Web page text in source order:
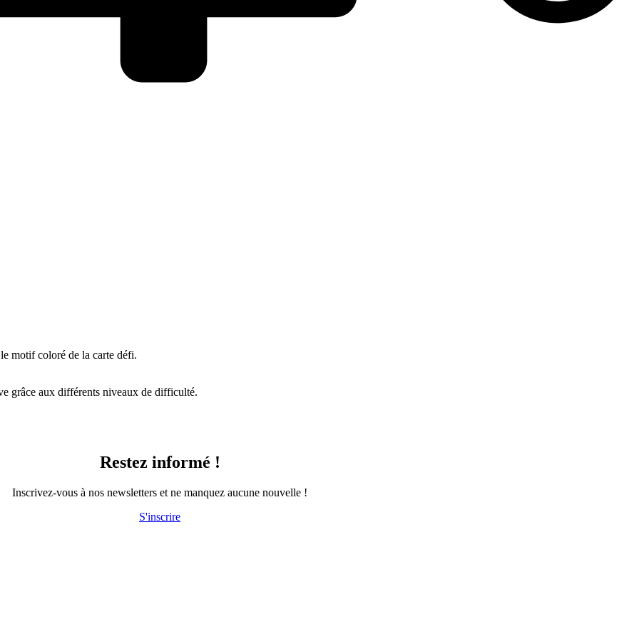
motif coloré de la carte défi.
grâce aux différents niveaux de difficulté.
Restez informé !
Inscrivez-vous à nos newsletters et ne manquez aucune nouvelle !
S'inscrire